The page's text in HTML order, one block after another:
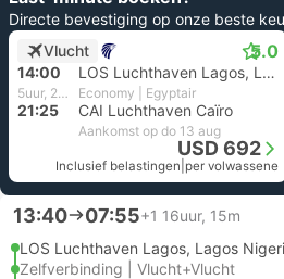
Directe bevestiging op onze beste
Vlucht
5.0
14:00 LOS Luchthaven Lagos, Lagos Nigeria
5uur, 25m Economy | Egyptair
21:25 CAI Luchthaven Caïro
Aankomst op do 13 aug
USD 692
Inclusief belastingen per volwassene
13:40 07:55+1 16uur, 15m
LOS Luchthaven Lagos, Lagos
Zelfverbinding | Vlucht+Vlucht